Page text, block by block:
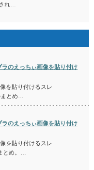
れ…
ラのえっちぃ画像を貼り付け
を貼り付けるスレ
まとめ…
ラのえっちぃ画像を貼り付け
を貼り付けるスレ
とめ。…